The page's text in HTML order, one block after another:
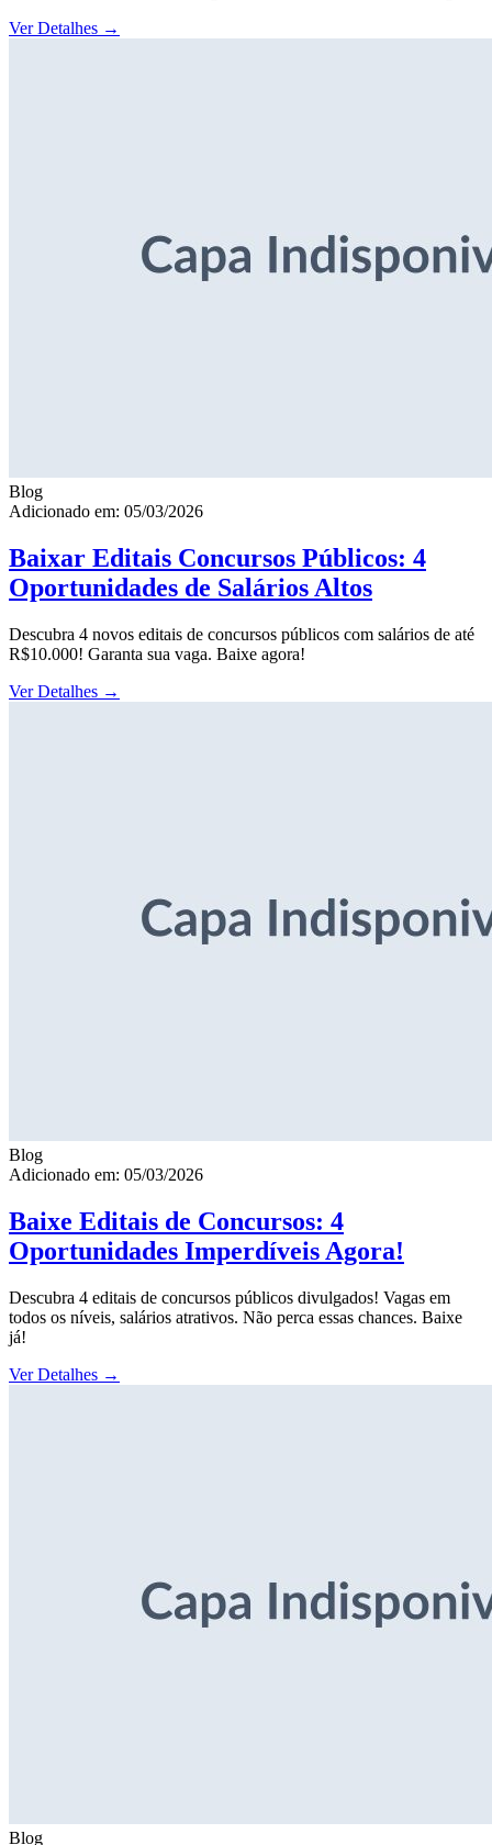
Ver Detalhes →
Blog
Adicionado em: 05/03/2026
Baixar Editais Concursos Públicos: 4
Oportunidades de Salários Altos
Descubra 4 novos editais de concursos públicos com salários de até
R$10.000! Garanta sua vaga. Baixe agora!
Ver Detalhes →
Blog
Adicionado em: 05/03/2026
Baixe Editais de Concursos: 4
Oportunidades Imperdíveis Agora!
Descubra 4 editais de concursos públicos divulgados! Vagas em
todos os níveis, salários atrativos. Não perca essas chances. Baixe
já!
Ver Detalhes →
Blog